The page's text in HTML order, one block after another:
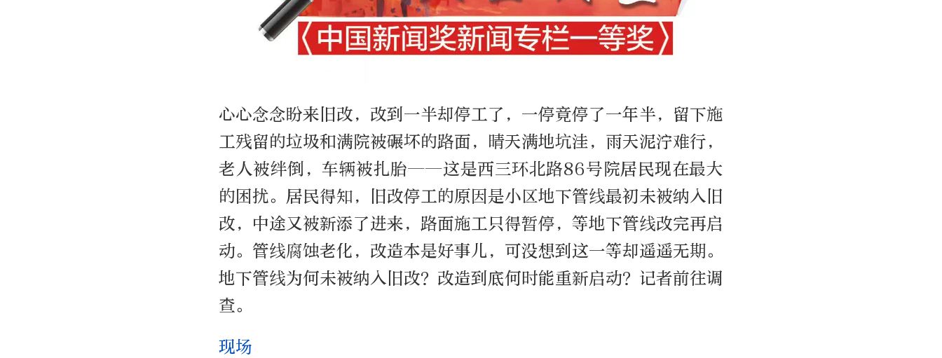
心心念念盼来旧改，改到一半却停工了，一停竟停了一年半，留下施
工残留的垃圾和满院被碾坏的路面，晴天满地坑洼，雨天泥泞难行，
老人被绊倒，车辆被扎胎——这是西三环北路86号院居民现在最大
的困扰。居民得知，旧改停工的原因是小区地下管线最初未被纳入旧
改，中途又被新添了进来，路面施工只得暂停，等地下管线改完再启
动。管线腐蚀老化，改造本是好事儿，可没想到这一等却遥遥无期。
地下管线为何未被纳入旧改？改造到底何时能重新启动？记者前往调
查。
现场